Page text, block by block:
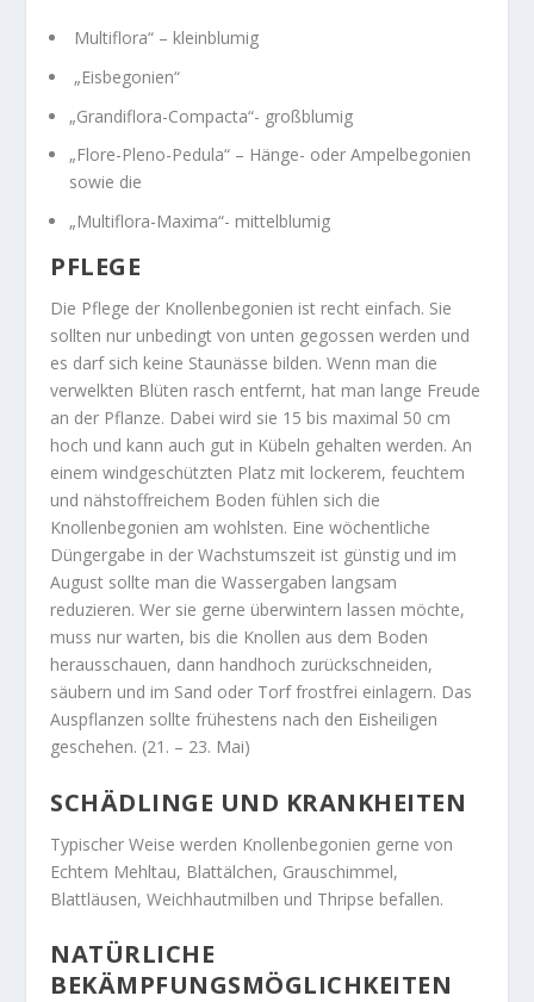
Multiflora“ – kleinblumig
„Eisbegonien“
„Grandiflora-Compacta“- großblumig
„Flore-Pleno-Pedula“ – Hänge- oder Ampelbegonien
sowie die
„Multiflora-Maxima“- mittelblumig
PFLEGE
Die Pflege der Knollenbegonien ist recht einfach. Sie
sollten nur unbedingt von unten gegossen werden und
es darf sich keine Staunässe bilden. Wenn man die
verwelkten Blüten rasch entfernt, hat man lange Freude
an der Pflanze. Dabei wird sie 15 bis maximal 50 cm
hoch und kann auch gut in Kübeln gehalten werden. An
einem windgeschützten Platz mit lockerem, feuchtem
und nähstoffreichem Boden fühlen sich die
Knollenbegonien am wohlsten. Eine wöchentliche
Düngergabe in der Wachstumszeit ist günstig und im
August sollte man die Wassergaben langsam
reduzieren. Wer sie gerne überwintern lassen möchte,
muss nur warten, bis die Knollen aus dem Boden
herausschauen, dann handhoch zurückschneiden,
säubern und im Sand oder Torf frostfrei einlagern. Das
Auspflanzen sollte frühestens nach den Eisheiligen
geschehen. (21. – 23. Mai)
SCHÄDLINGE UND KRANKHEITEN
Typischer Weise werden Knollenbegonien gerne von
Echtem Mehltau, Blattälchen, Grauschimmel,
Blattläusen, Weichhautmilben und Thripse befallen.
NATÜRLICHE
BEKÄMPFUNGSMÖGLICHKEITEN